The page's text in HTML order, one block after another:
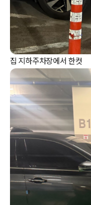
집 지하주차장에서 한컷